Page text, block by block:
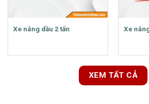
Xe nâng dầu 2 tấn Xe
XEM TẤT CẢ